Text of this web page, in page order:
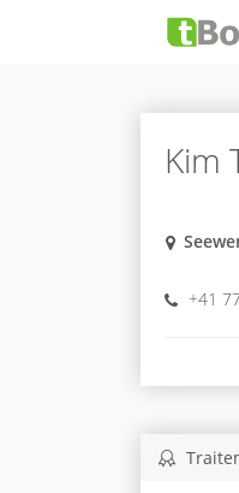
Kim
+41